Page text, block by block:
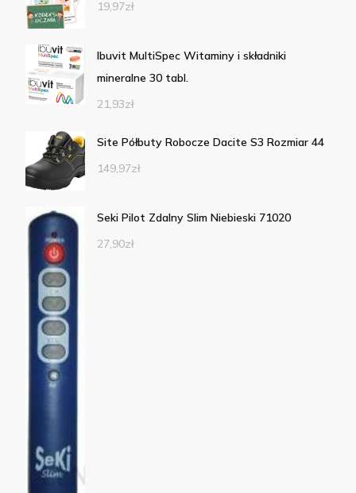
19,97zł
Ibuvit MultiSpec Witaminy i składniki
mineralne 30 tabl.
21,93zł
Site Półbuty Robocze Dacite S3 Rozmiar 44
149,97zł
Seki Pilot Zdalny Slim Niebieski 71020
27,90zł